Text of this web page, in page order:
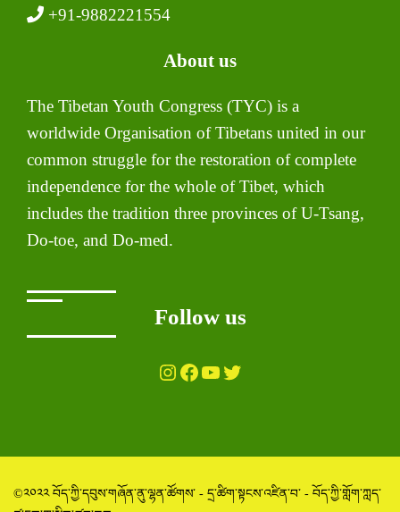
+91-9882221554
About us
The Tibetan Youth Congress (TYC) is a
worldwide Organisation of Tibetans united in our
common struggle for the restoration of complete
independence for the whole of Tibet, which
includes the tradition three provinces of U-Tsang,
Do-toe, and Do-med.
Follow us
Instagram Facebook YouTube Twitter
©༢༠༢༢ བོད་ཀྱི་དབུས་གཞོན་ནུ་ལྷན་ཚོགས་ - དྲ་ཚིག་སྟངས་འཛིན་བ་ - བོད་ཀྱི་གློག་ཀླད་